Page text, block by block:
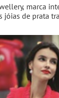
marca
jóias de prata
o
de
Congressos do